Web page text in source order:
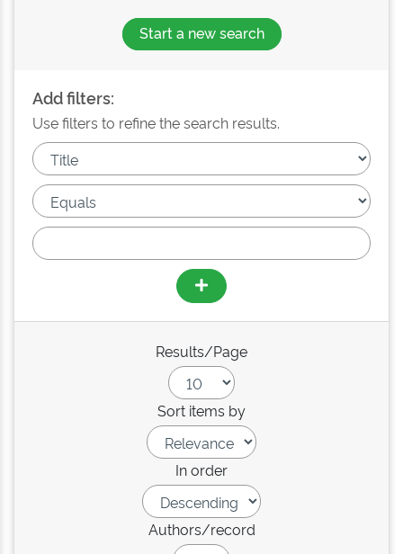
Start a new search
Add filters:
Use filters to refine the search results.
Results/Page
Sort items by
In order
Authors/record